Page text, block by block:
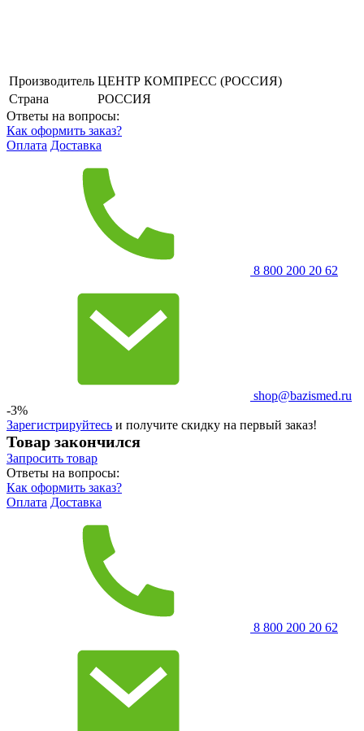
Производитель ЦЕНТР КОМПРЕСС (РОССИЯ)
Страна
РОССИЯ
Ответы на вопросы:
Как оформить заказ?
Оплата Доставка
8 800 200 20 62
shop@bazismed.ru
-3%
Зарегистрируйтесь и получите скидку на первый заказ!
Товар закончился
Запросить товар
Ответы на вопросы:
Как оформить заказ?
Оплата Доставка
8 800 200 20 62